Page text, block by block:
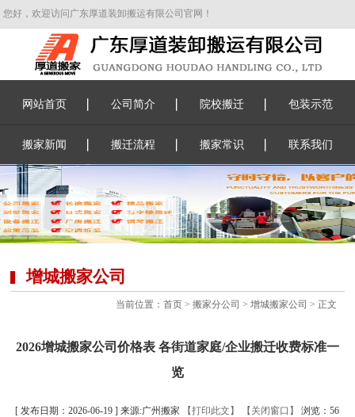
您好，欢迎访问广东厚道装卸搬运有限公司官网！
网站首页 公司简介 院校搬迁 包装示范
搬家新闻 搬迁流程 搬家常识 联系我们
增城搬家公司
当前位置： 首页> 搬家分公司 > 增城搬家公司 > 正文
2026增城搬家公司价格表 各街道家庭/企业搬迁收费标准一
览
[ 发布日期：2026-06-19 ] 来源:广州搬家 【打印此文】 【关闭窗口】 浏览：56